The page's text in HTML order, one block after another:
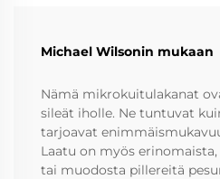
Michael Wilsonin mukaan
Nämä mikrokuitulakanat
sileät iholle. Ne tuntuvat
tarjoavat
Laatu on myös
tai muodosta pillereitä